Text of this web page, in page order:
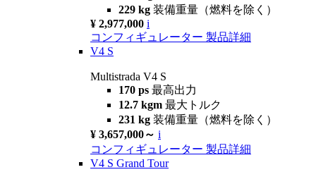
229 kg 装備重量（燃料を除く）
¥ 2,977,000 i
コンフィギュレーター 製品詳細
V4 S
Multistrada V4 S
170 ps 最高出力
12.7 kgm 最大トルク
231 kg 装備重量（燃料を除く）
¥ 3,657,000～ i
コンフィギュレーター 製品詳細
V4 S Grand Tour